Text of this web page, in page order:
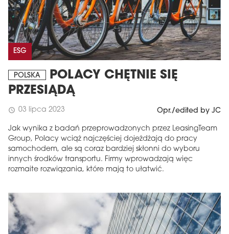
ESG
POLSKA
POLACY CHĘTNIE SIĘ
PRZESIĄDĄ
schedule 03 lipca 2023 Opr./edited by JC
Jak wynika z badań przeprowadzonych przez LeasingTeam
Group, Polacy wciąż najczęściej dojeżdżają do pracy
samochodem, ale są coraz bardziej skłonni do wyboru
innych środków transportu. Firmy wprowadzają więc
rozmaite rozwiązania, które mają to ułatwić.